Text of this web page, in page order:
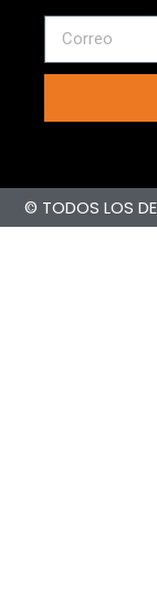
© TODOS LOS